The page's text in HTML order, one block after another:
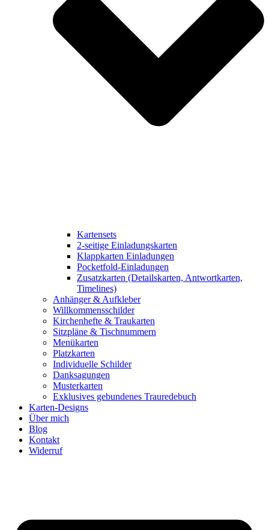
Kartensets
2-seitige Einladungskarten
Klappkarten Einladungen
Pocketfold-Einladungen
Zusatzkarten (Detailskarten, Antwortkarten,
Timelines)
Anhänger & Aufkleber
Willkommensschilder
Kirchenhefte & Traukarten
Sitzpläne & Tischnummern
Menükarten
Platzkarten
Individuelle Schilder
Danksagungen
Musterkarten
Exklusives gebundenes Trauredebuch
Karten-Designs
Über mich
Blog
Kontakt
Widerruf